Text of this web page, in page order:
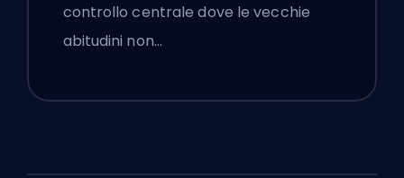
controllo centrale dove le vecchie
abitudini non…